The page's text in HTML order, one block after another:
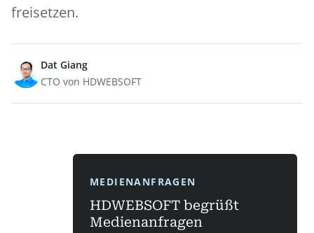
freisetzen.
Dat Giang
CTO von HDWEBSOFT
MEDIENANFRAGEN
HDWEBSOFT begrüßt
Medienanfragen